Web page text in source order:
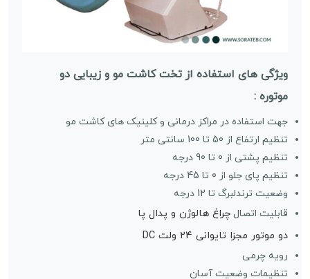
ویژگی های استفاده از تخت کاشت مو و زیبایی دو
موتوره :
جهت استفاده در مراکز درمانی و کلینیک های کاشت مو
تنظیم ارتفاع از 50 تا 100 سانتی متر
تنظیم پشتی از 0 تا 90 درجه
تنظیم پای جلو از 0 تا 45 درجه
وضعیت ترندلبرگ تا 12 درجه
قابلیت اتصال چراغ هالوژن و پدال پا
دو موتور مجزا تایوانی 24 ولت DC
رویه چرمی
تنظیمات وضعیت آسان